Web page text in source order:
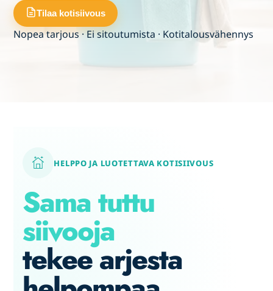
Nopea tarjous · Ei sitoutumista · Kotitalousvähennys
HELPPO JA LUOTETTAVA KOTISIIVOUS
Sama tuttu
siivooja
tekee arjesta